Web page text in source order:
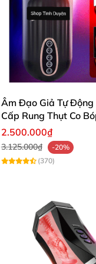
Âm Đạo Giả Tự Động
Cấp Rung Thụt Co
Nhật Bản
2.500.000₫
3.125.000₫
-20%
(370)